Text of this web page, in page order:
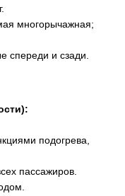
многорычажная;
спереди и сзади.
подогрева,
пассажиров.